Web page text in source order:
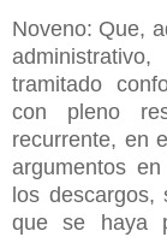
Noveno: Que,
tramitado
con pleno
recurrente, en
argumentos
los
que se haya